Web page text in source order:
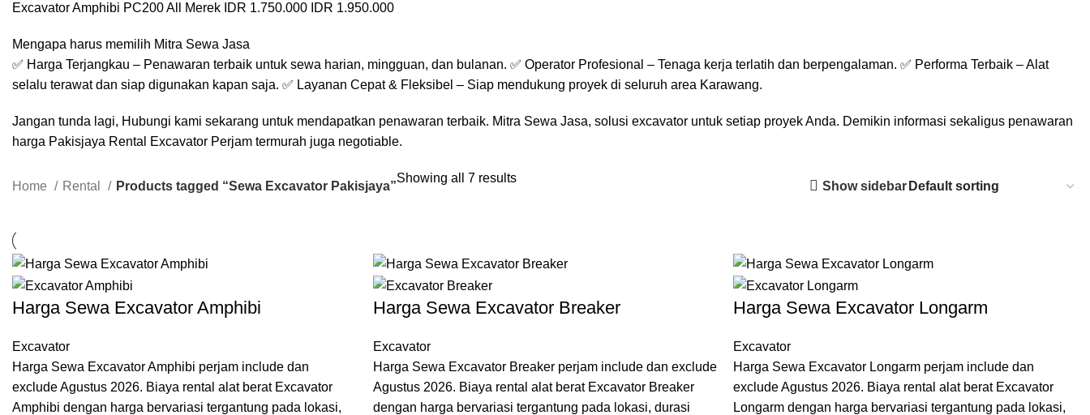
Excavator Amphibi PC200 All Merek IDR 1.750.000 IDR 1.950.000
Mengapa harus memilih Mitra Sewa Jasa
✅ Harga Terjangkau – Penawaran terbaik untuk sewa harian, mingguan, dan bulanan. ✅ Operator Profesional – Tenaga kerja terlatih dan berpengalaman. ✅ Performa Terbaik – Alat
selalu terawat dan siap digunakan kapan saja. ✅ Layanan Cepat & Fleksibel – Siap mendukung proyek di seluruh area Karawang.
Jangan tunda lagi, Hubungi kami sekarang untuk mendapatkan penawaran terbaik. Mitra Sewa Jasa, solusi excavator untuk setiap proyek Anda. Demikin informasi sekaligus penawaran
harga Pakisjaya Rental Excavator Perjam termurah juga negotiable.
Home Rental Products tagged “Sewa Excavator Pakisjaya”
Showing all 7 results
Show sidebar
Harga Sewa Excavator Amphibi
Excavator
Harga Sewa Excavator Amphibi perjam include dan
exclude Agustus 2026. Biaya rental alat berat Excavator
Amphibi dengan harga bervariasi tergantung pada lokasi,
Harga Sewa Excavator Breaker
Excavator
Harga Sewa Excavator Breaker perjam include dan exclude
Agustus 2026. Biaya rental alat berat Excavator Breaker
dengan harga bervariasi tergantung pada lokasi, durasi
Harga Sewa Excavator Longarm
Excavator
Harga Sewa Excavator Longarm perjam include dan
exclude Agustus 2026. Biaya rental alat berat Excavator
Longarm dengan harga bervariasi tergantung pada lokasi,